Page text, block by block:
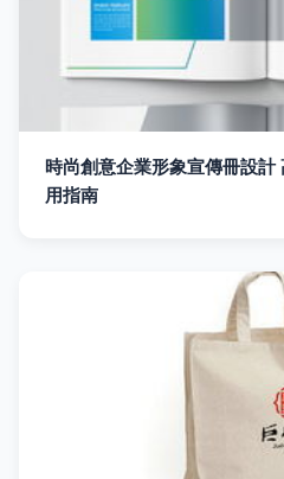
時尚創意企業形象宣傳冊設
用指南